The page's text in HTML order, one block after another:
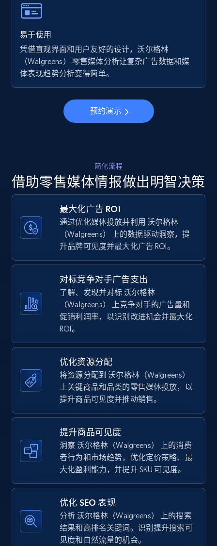
using specific category URL
Specifications, Image urls, Top reviews, and
more.
5.6K+ 875+
Walmart - products - Collects products by
5.6K+ 875+ 立即开始
Walmart - products - Discover products by
Specifications, Image urls, Top reviews, and
more.
875+ 立即开始
TikTok Shop
URL, Title, Available, Description, Currency, Initial
price, Final price, Discount percent, and more.
5.4K+ 668+ 立即开始
TikTok Shop - category
price, Final price, Discount percent, and more.
668+ 立即开始
易于使用
凭借直观界面和用户友好的设计，沃尔格林
（Walgreens） 零售媒体分析让复杂广告数据和媒
体表现趋势分析变得简单。
预约演示
简化流程
借助零售媒体情报做出明智决策
最大化广告 ROI
通过优化媒体投放并利用 沃尔格林
（Walgreens） 上的数据驱动洞察，提
升品牌可见度并最大化广告 ROI。
对标竞争对手广告支出
了解、发现并对标 沃尔格林
（Walgreens） 上竞争对手的广告量和
促销利润率，以识别改进机会并最大化
ROI。
优化资源分配
将资源分配到 沃尔格林（Walgreens）
上关键商品和品类的零售媒体投放，以
提升商品可见度并推动销售。
提升商品可见度
洞察 沃尔格林（Walgreens） 上的消费
者行为和市场趋势，优化定价策略、最
大化盈利能力，并提升 SKU 可见度。
优化 SEO 表现
分析 沃尔格林（Walgreens） 上的搜索
结果和高排名关键词。识别提升搜索可
见度和自然流量的机会。